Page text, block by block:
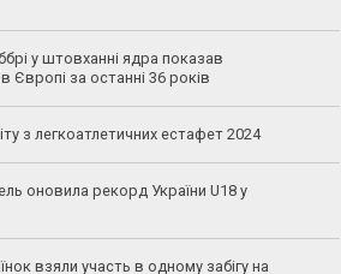
у штовханні ядра показав
Європі за останні 36 років
з легкоатлетичних естафет 2024
оновила рекорд України U18 у
взяли участь в одному забігу на